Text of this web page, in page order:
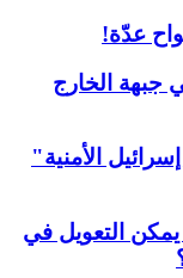
عدّة!
الخارج
الأمنية"
التعويل في